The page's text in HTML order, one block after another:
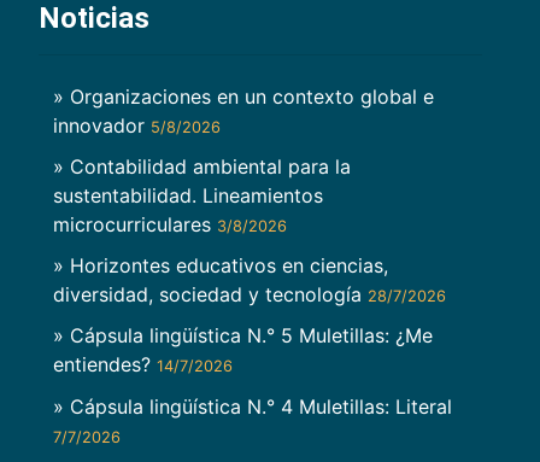
Noticias
» Organizaciones en un contexto global e
innovador 5/8/2026
» Contabilidad ambiental para la
sustentabilidad. Lineamientos
microcurriculares 3/8/2026
» Horizontes educativos en ciencias,
diversidad, sociedad y tecnología 28/7/2026
» Cápsula lingüística N.° 5 Muletillas: ¿Me
entiendes? 14/7/2026
» Cápsula lingüística N.° 4 Muletillas: Literal
7/7/2026